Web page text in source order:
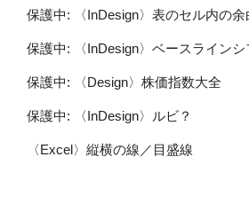
保護中: 〈InDesign〉表のセル内の余
保護中: 〈InDesign〉ベースライン
保護中: 〈Design〉株価指数大全
保護中: 〈InDesign〉ルビ？
〈Excel〉縦横の線／目盛線